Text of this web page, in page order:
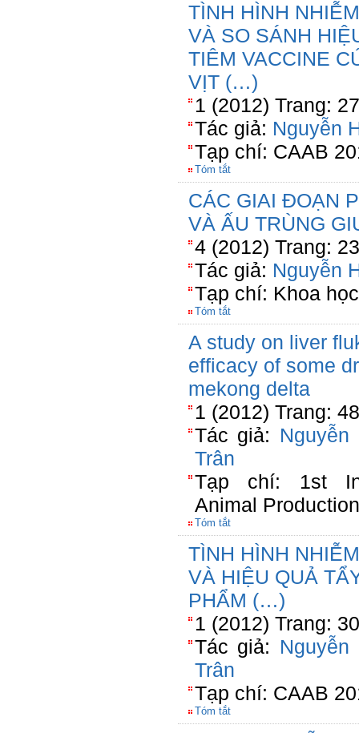
TÌNH HÌNH
VÀ SO SÁNH
TIÊM VACCINE
VỊT (…)
1 (2012) Trang:
Tác giả: Nguyễn
Tạp chí: CAAB
Tóm tắt
CÁC GIAI ĐOẠN
VÀ ẤU TRÙNG
4 (2012) Trang: 23
Tác giả: Nguyễn
Tạp chí: Khoa
Tóm tắt
A study on liver
efficacy of some
mekong delta
1 (2012) Trang:
Tác giả:
Trân
Tạp chí: 1st
Animal
Tóm tắt
TÌNH HÌNH
VÀ HIỆU QUẢ
PHẨM (…)
1 (2012) Trang:
Tác giả:
Trân
Tạp chí: CAAB
Tóm tắt